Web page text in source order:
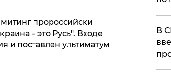
пророссийски
– это Русь". Входе
и поставлен ультиматум
В